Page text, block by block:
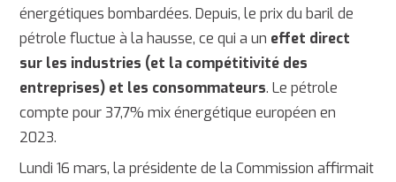
énergétiques bombardées. Depuis, le prix du baril de
pétrole fluctue à la hausse, ce qui a un effet direct
sur les industries (et la compétitivité des
entreprises) et les consommateurs. Le pétrole
compte pour 37,7% mix énergétique européen en
2023.
Lundi 16 mars, la présidente de la Commission affirmait